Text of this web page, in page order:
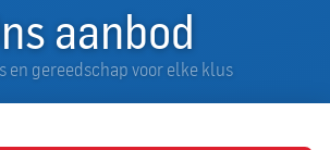
aanbod
en gereedschap voor elke klus